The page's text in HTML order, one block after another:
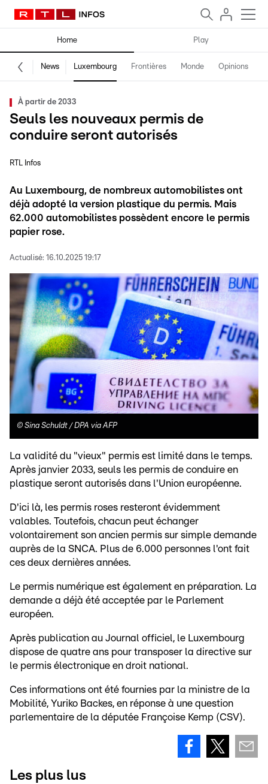
Home Play
News Luxembourg Frontières Monde Opinions
À partir de 2033
Seuls les nouveaux permis de
conduire seront autorisés
RTL Infos
Au Luxembourg, de nombreux automobilistes ont
déjà adopté la version plastique du permis. Mais
62.000 automobilistes possèdent encore le permis
papier rose.
Actualisé: 16.10.2025 19:17
© Sina Schuldt / DPA via AFP
La validité du "vieux" permis est limité dans le temps.
Après janvier 2033, seuls les permis de conduire en
plastique seront autorisés dans l'Union européenne.
D'ici là, les permis roses resteront évidemment
valables. Toutefois, chacun peut échanger
volontairement son ancien permis sur simple demande
auprès de la SNCA. Plus de 6.000 personnes l'ont fait
ces deux dernières années.
Le permis numérique est également en préparation. La
demande a déjà été acceptée par le Parlement
européen.
Après publication au Journal officiel, le Luxembourg
dispose de quatre ans pour transposer la directive sur
le permis électronique en droit national.
Ces informations ont été fournies par la ministre de la
Mobilité, Yuriko Backes, en réponse à une question
parlementaire de la députée Françoise Kemp (CSV).
Les plus lus